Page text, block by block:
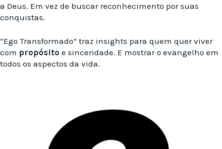
a Deus. Em vez de buscar reconhecimento por suas
conquistas.
“Ego Transformado” traz insights para quem quer viver
com propósito e sinceridade. E mostrar o evangelho em
todos os aspectos da vida.